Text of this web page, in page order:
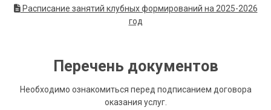
Расписание занятий клубных формирований на 2025-2026
год
Перечень документов
Необходимо ознакомиться перед подписанием договора
оказания услуг.